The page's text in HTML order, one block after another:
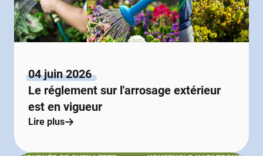
04 juin 2026
Le réglement sur l'arrosage extérieur
est en vigueur
Lire plus